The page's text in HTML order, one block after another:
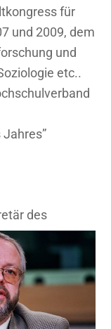
für
und 2009, dem
und
etc..
des